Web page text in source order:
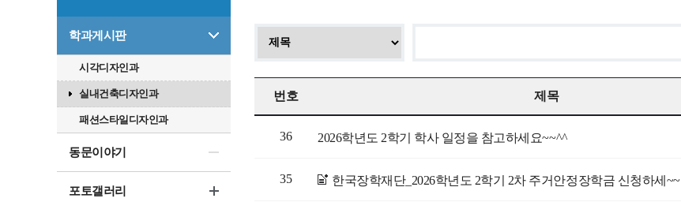
학과게시판
시각디자인과
실내건축디자인과
패션스타일디자인과
동문이야기
포토갤러리
번호 제목
36 2026학년도 2학기 학사 일정을 참고하세요~~^^
35 한국장학재단_2026학년도 2학기 2차 주거안정장학금 신청하세~~